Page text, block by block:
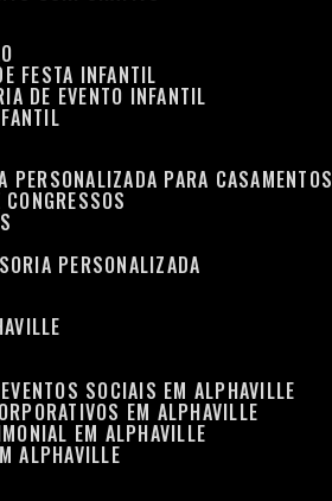
FESTA INFANTIL
DE EVENTO INFANTIL
PERSONALIZADA PARA CASAMENTOS
PERSONALIZADA
SOCIAIS EM ALPHAVILLE
EM ALPHAVILLE
EM ALPHAVILLE
ALPHAVILLE